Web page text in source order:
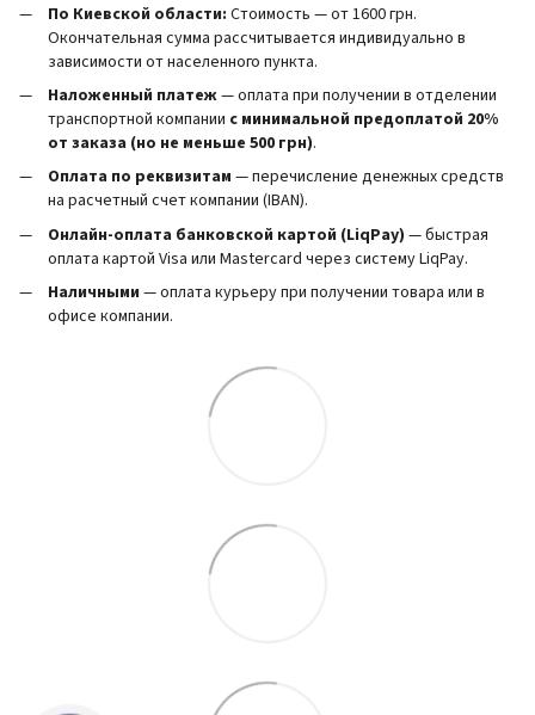
По Киевской области: Стоимость — от 1600 грн.
Окончательная сумма рассчитывается индивидуально в
зависимости от населенного пункта.
Наложенный платеж— оплата при получении в отделении
транспортной компании с минимальной предоплатой 20%
от заказа (но не меньше 500 грн).
Оплата по реквизитам — перечисление денежных средств
на расчетный счет компании (IBAN).
Онлайн-оплата банковской картой (LiqPay) — быстрая
оплата картой Visa или Mastercard через систему LiqPay.
Наличными — оплата курьеру при получении товара или в
офисе компании.